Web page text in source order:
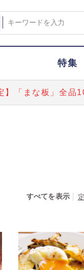
特集
】「まな板」全品
すべてを表示